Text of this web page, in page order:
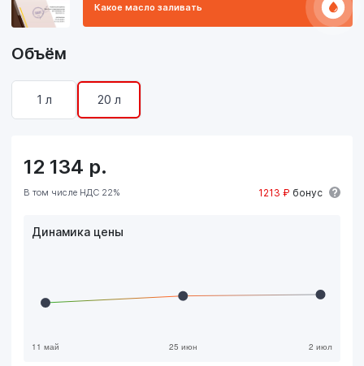
Какое масло заливать
Объём
1 л 20 л
12 134 р.
В том числе НДС 22% 1213 ₽ бонус
Динамика цены